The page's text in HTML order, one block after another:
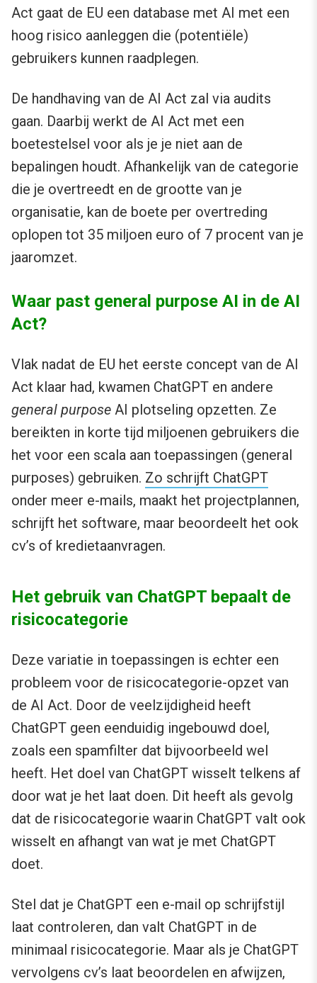
Act gaat de EU een database met AI met een
hoog risico aanleggen die (potentiële)
gebruikers kunnen raadplegen.
De handhaving van de AI Act zal via audits
gaan. Daarbij werkt de AI Act met een
boetestelsel voor als je je niet aan de
bepalingen houdt. Afhankelijk van de categorie
die je overtreedt en de grootte van je
organisatie, kan de boete per overtreding
oplopen tot 35 miljoen euro of 7 procent van je
jaaromzet.
Waar past general purpose AI in de AI
Act?
Vlak nadat de EU het eerste concept van de AI
Act klaar had, kwamen ChatGPT en andere
general purpose AI plotseling opzetten. Ze
bereikten in korte tijd miljoenen gebruikers die
het voor een scala aan toepassingen (general
purposes) gebruiken. Zo schrijft ChatGPT
onder meer e-mails, maakt het projectplannen,
schrijft het software, maar beoordeelt het ook
cv’s of kredietaanvragen.
Het gebruik van ChatGPT bepaalt de
risicocategorie
Deze variatie in toepassingen is echter een
probleem voor de risicocategorie-opzet van
de AI Act. Door de veelzijdigheid heeft
ChatGPT geen eenduidig ingebouwd doel,
zoals een spamfilter dat bijvoorbeeld wel
heeft. Het doel van ChatGPT wisselt telkens af
door wat je het laat doen. Dit heeft als gevolg
dat de risicocategorie waarin ChatGPT valt ook
wisselt en afhangt van wat je met ChatGPT
doet.
Stel dat je ChatGPT een e-mail op schrijfstijl
laat controleren, dan valt ChatGPT in de
minimaal risicocategorie. Maar als je ChatGPT
vervolgens cv’s laat beoordelen en afwijzen,